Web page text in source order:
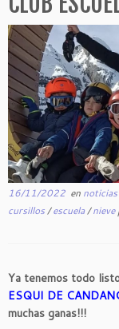
16/11/2022 en noticias
cursillos/escuela/nieve
Ya tenemos todo
ESQUI DE
muchas ganas!!!